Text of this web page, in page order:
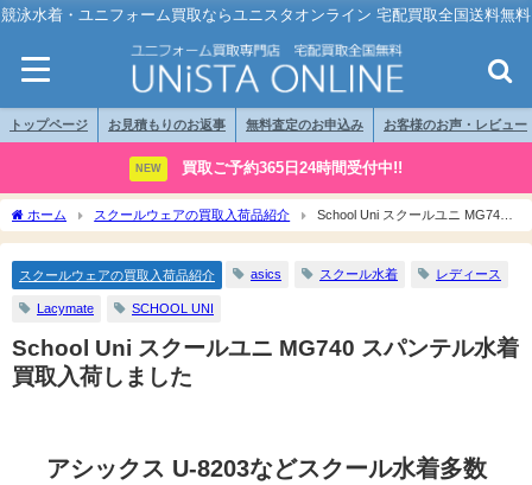
競泳水着・ユニフォーム買取ならユニスタオンライン 宅配買取全国送料無料
トップページ お見積もりのお返事 無料査定のお申込み お客様のお声・レビュー
NEW 買取ご予約365日24時間受付中!!
ホーム スクールウェアの買取入荷品紹介
School Uni スクールユニ MG740
スパンテル水着買取入荷しました
スクールウェアの買取入荷品紹介 asics スクール水着 レディース
Lacymate SCHOOL UNI
School Uni スクールユニ MG740 スパンテル水着
買取入荷しました
アシックス U-8203などスクール水着多数